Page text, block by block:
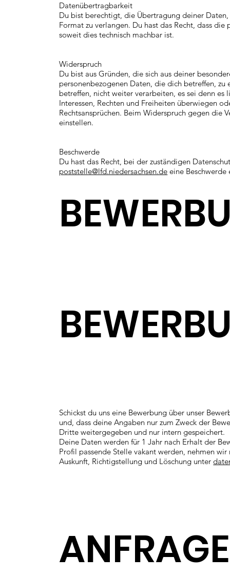
Datenübertragbarkeit
Du bist berechtigt, die Übertragung deiner
Format zu verlangen. Du hast das Recht, dass
soweit dies technisch machbar ist.
Widerspruch
Du bist aus Gründen, die sich aus deiner
personenbezogenen Daten, die dich betreffen,
betreffen, nicht weiter verarbeiten, es sei denn
Interessen, Rechten und Freiheiten überwiegen
Rechtsansprüchen. Beim Widerspruch gegen die
einstellen.
Beschwerde
Du hast das Recht, bei der zuständigen
poststelle@lfd.niedersachsen.de eine Beschwerde
Schickst du uns eine Bewerbung über unser
und, dass deine Angaben nur zum Zweck der
Dritte weitergegeben und nur intern gespeichert.
Deine Daten werden für 1 Jahr nach Erhalt der
Profil passende Stelle vakant werden, nehmen
Auskunft, Richtigstellung und Löschung unter